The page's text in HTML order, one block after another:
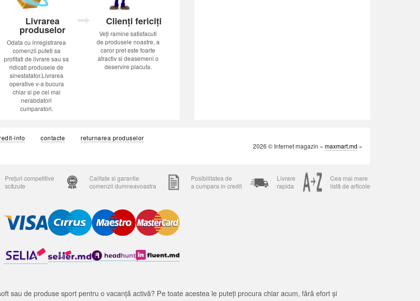
Livrarea
produselor
Odata cu inregistrarea
comenzii puteti sa
profitati de livrare sau sa
ridicati produsele de
sinestatator.Livrarea
operative v-a bucura
chiar si pe cei mai
nerabdatori
cumparatori.
Clienți fericiți
Veți ramine satisfacuti
de produsele noastre, a
caror pret este foarte
atractiv si deasemeni o
deservire placuta.
info contacte
returnarea produselor
2026 © Internet magazin « maxmart.md »
Prețuri competitive
scăzute
Calitate si garantie
comenzii dumneavoastra
Posibilitatea de
a cumpara in credit
Livrare
rapida
Cea mai mare
listă de articole
sau de produse sport pentru o vacanță activă? Pe toate acestea le puteți procura chiar acum, fără efort și